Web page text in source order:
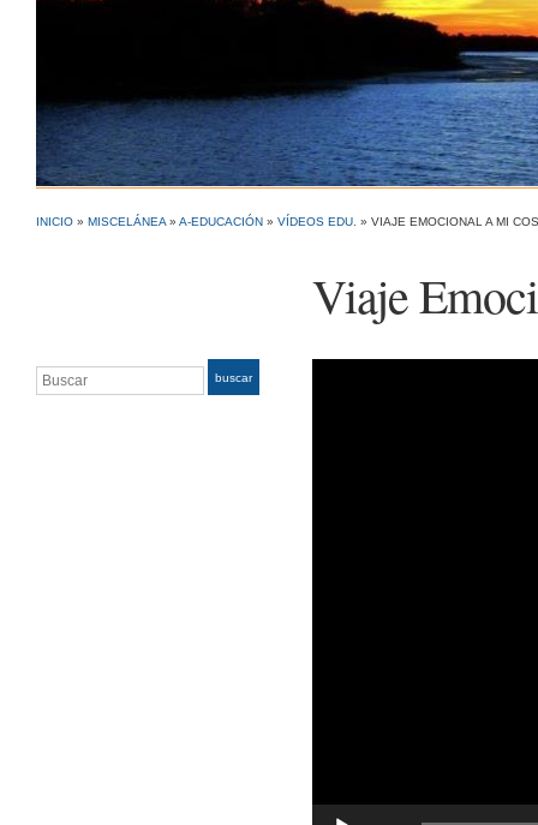
INICIO » MISCELÁNEA » A-EDUCACIÓN » VÍDEOS EDU. » VIAJE EMOCIONAL A MI
Viaje
Buscar buscar